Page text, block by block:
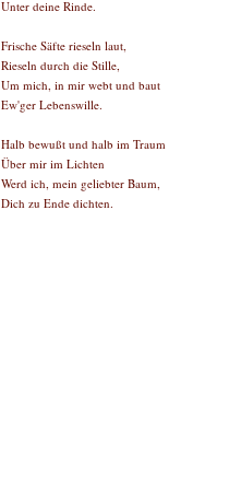
Unter deine Rinde.
Frische Säfte rieseln laut,
Rieseln durch die Stille,
Um mich, in mir webt und baut
Ew'ger Lebenswille.
Halb bewußt und halb im Traum
Über mir im Lichten
Werd ich, mein geliebter Baum,
Dich zu Ende dichten.